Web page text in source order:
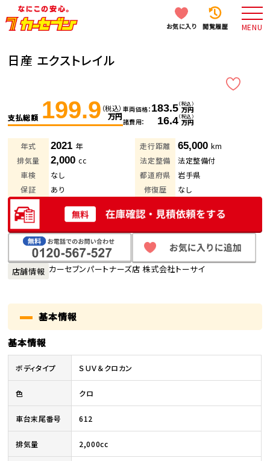
お気に入り 閲覧履歴 MENU
日産 エクストレイル
支払総額 199.9 （税込）
万円
車両価格 183.5（税込）
万円
諸費用
16.4（税込）
万円
年式 2021 年 走行距離 65,000 km
排気量
2,000cc 法定整備
法定整備付
車検
なし 都道府県
岩手県
保証
あり 修復歴 なし
店舗情報 カーセブンパートナーズ店 株式会社トーサイ
基本情報
基本情報
ボディタイプ ＳＵＶ＆クロカン
色 クロ
車台末尾番号 612
排気量 2,000cc